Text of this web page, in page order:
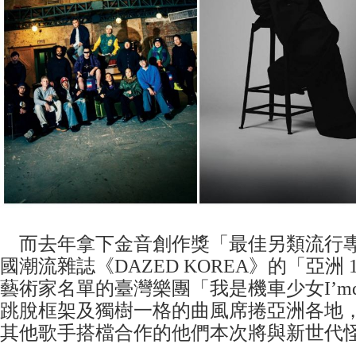
而去年拿下金音創作獎「最佳另類流行
國潮流雜誌《DAZED KOREA》的「亞洲
藝術家名單的臺灣樂團「我是機車少女
跳脫框架及獨樹一格的曲風席捲亞洲各地
其他歌手搭檔合作的他們本次將與新世代